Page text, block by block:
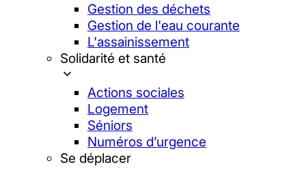
Gestion des déchets
Gestion de l'eau courante
L'assainissement
Solidarité et santé
Actions sociales
Logement
Séniors
Numéros d’urgence
Se déplacer